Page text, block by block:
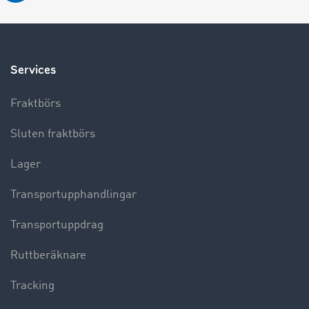
Services
Fraktbörs
Sluten fraktbörs
Lager
Transportupphandlingar
Transportuppdrag
Ruttberäknare
Tracking